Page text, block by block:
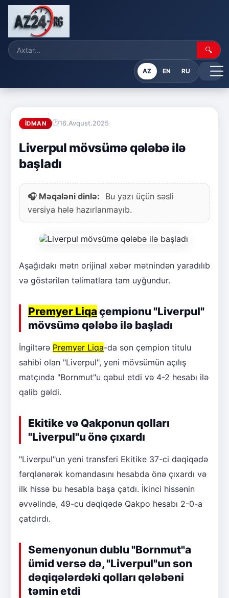
🔍
AZ EN RU
İDMAN 16.Avqust.2025
Liverpul mövsümə qələbə ilə
başladı
🎧 Məqaləni dinlə:
Bu yazı üçün səsli
versiya hələ hazırlanmayıb.
Aşağıdakı mətn orijinal xəbər mətnindən yaradılıb
və göstərilən təlimatlara tam uyğundur.
Premyer Liqaçempionu "Liverpul"
mövsümə qələbə ilə başladı
İngiltərə Premyer Liqa-da son çempion titulu
sahibi olan "Liverpul", yeni mövsümün açılış
matçında "Bornmut"u qəbul etdi və 4-2 hesabı ilə
qalib gəldi.
Ekitike və Qakponun qolları
"Liverpul"u önə çıxardı
"Liverpul"un yeni transferi Ekitike 37-ci dəqiqədə
fərqlənərək komandasını hesabda önə çıxardı və
ilk hissə bu hesabla başa çatdı. İkinci hissənin
əvvəlində, 49-cu dəqiqədə Qakpo hesabı 2-0-a
çatdırdı.
Semenyonun dublu "Bornmut"a
ümid versə də, "Liverpul"un son
dəqiqələrdəki qolları qələbəni
təmin etdi